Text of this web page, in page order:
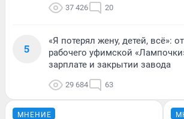
37 426 20
5
«Я потерял жену, детей, всё»:
рабочего уфимской
зарплате и закрытии завода
29 684 63
МНЕНИЕ